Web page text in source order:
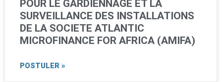
POUR LE GARDIENNAGE ET LA
SURVEILLANCE DES INSTALLATIONS
DE LA SOCIETE ATLANTIC
MICROFINANCE FOR AFRICA (AMIFA)
POSTULER »